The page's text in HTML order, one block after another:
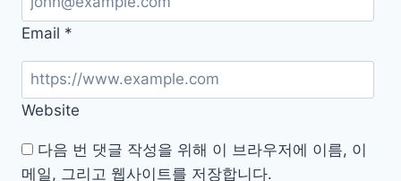
Email *
Website
다음 번 댓글 작성을 위해 이 브라우저에 이름, 이
메일, 그리고 웹사이트를 저장합니다.